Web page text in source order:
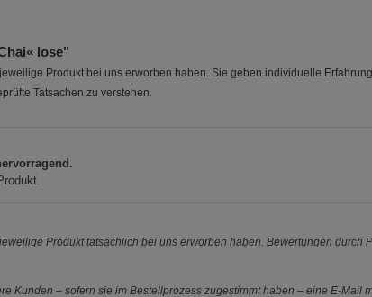
lose"
Produkt bei uns erworben haben. Sie geben individuelle
Tatsachen zu verstehen.
Produkt tatsächlich bei uns erworben haben. Bewertungen durch
Kunden – sofern sie im Bestellprozess zugestimmt haben – eine E-Mail